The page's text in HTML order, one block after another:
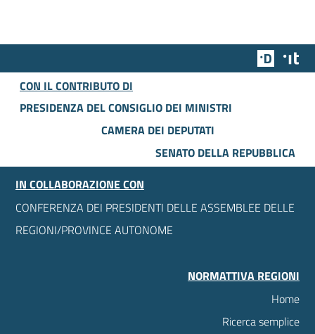
Team
CON IL CONTRIBUTO DI
PRESIDENZA DEL CONSIGLIO DEI MINISTRI
CAMERA DEI DEPUTATI
SENATO DELLA REPUBBLICA
IN COLLABORAZIONE CON
CONFERENZA DEI PRESIDENTI DELLE ASSEMBLEE DELLE
REGIONI/PROVINCE AUTONOME
NORMATTIVA REGIONI
Home
Ricerca semplice